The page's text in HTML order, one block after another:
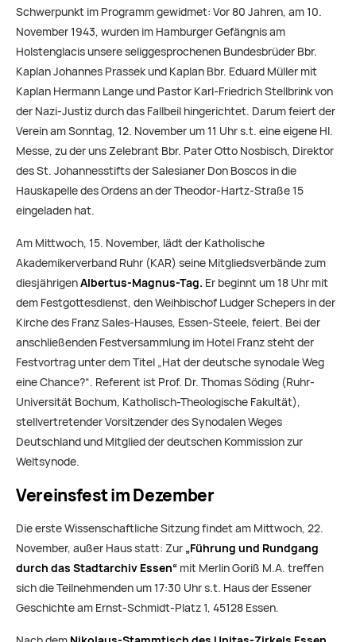
Schwerpunkt im Programm gewidmet: Vor 80 Jahren, am 10.
November 1943, wurden im Hamburger Gefängnis am
Holstenglacis unsere seliggesprochenen Bundesbrüder Bbr.
Kaplan Johannes Prassek und Kaplan Bbr. Eduard Müller mit
Kaplan Hermann Lange und Pastor Karl-Friedrich Stellbrink von
der Nazi-Justiz durch das Fallbeil hingerichtet. Darum feiert der
Verein am Sonntag, 12. November um 11 Uhr s.t. eine eigene Hl.
Messe, zu der uns Zelebrant Bbr. Pater Otto Nosbisch, Direktor
des St. Johannesstifts der Salesianer Don Boscos in die
Hauskapelle des Ordens an der Theodor-Hartz-Straße 15
eingeladen hat.
Am Mittwoch, 15. November, lädt der Katholische
Akademikerverband Ruhr (KAR) seine Mitgliedsverbände zum
diesjährigenAlbertus-Magnus-Tag. Er beginnt um 18 Uhr mit
dem Festgottesdienst, den Weihbischof Ludger Schepers in der
Kirche des Franz Sales-Hauses, Essen-Steele, feiert. Bei der
anschließenden Festversammlung im Hotel Franz steht der
Festvortrag unter dem Titel „Hat der deutsche synodale Weg
eine Chance?“. Referent ist Prof. Dr. Thomas Söding (Ruhr-
Universität Bochum, Katholisch-Theologische Fakultät),
stellvertretender Vorsitzender des Synodalen Weges
Deutschland und Mitglied der deutschen Kommission zur
Weltsynode.
Vereinsfest im Dezember
Die erste Wissenschaftliche Sitzung findet am Mittwoch, 22.
November, außer Haus statt: Zur „Führung und Rundgang
durch das Stadtarchiv Essen“ mit Merlin Goriß M.A. treffen
sich die Teilnehmenden um 17:30 Uhr s.t. Haus der Essener
Geschichte am Ernst-Schmidt-Platz 1, 45128 Essen.